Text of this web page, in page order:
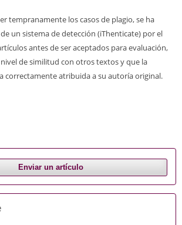
tempranamente los casos de plagio, se ha
un sistema de detección (iThenticate) por el
antes de ser aceptados para evaluación,
de similitud con otros textos y que la
correctamente atribuida a su autoría original.
Enviar un artículo